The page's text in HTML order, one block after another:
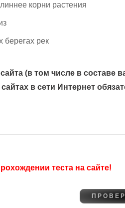
корни растения
берегах рек
(в том числе в составе
в сети Интернет
теста на сайте!